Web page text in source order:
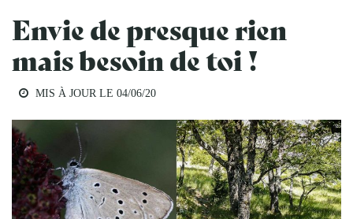
Envie de presque rien
mais besoin de toi !
MIS À JOUR LE 04/06/20